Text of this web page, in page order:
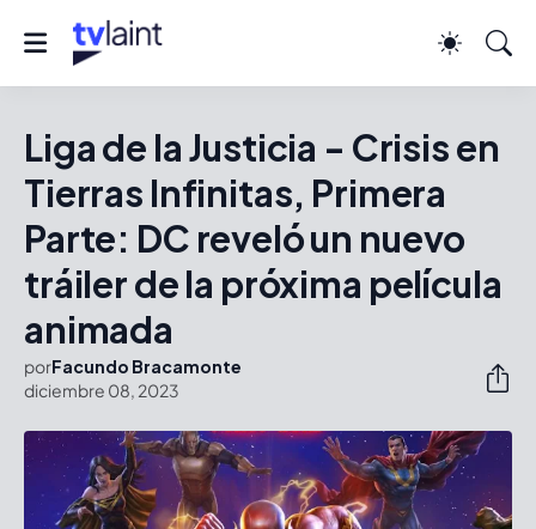
Liga de la Justicia - Crisis en
Tierras Infinitas, Primera
Parte: DC reveló un nuevo
tráiler de la próxima película
animada
porFacundo Bracamonte
diciembre 08, 2023